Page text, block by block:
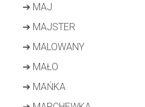
➔ MAJ
➔ MAJSTER
➔ MALOWANY
➔ MAŁO
➔ MAŃKA